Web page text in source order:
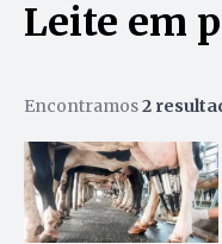
Leite em
Encontramos2